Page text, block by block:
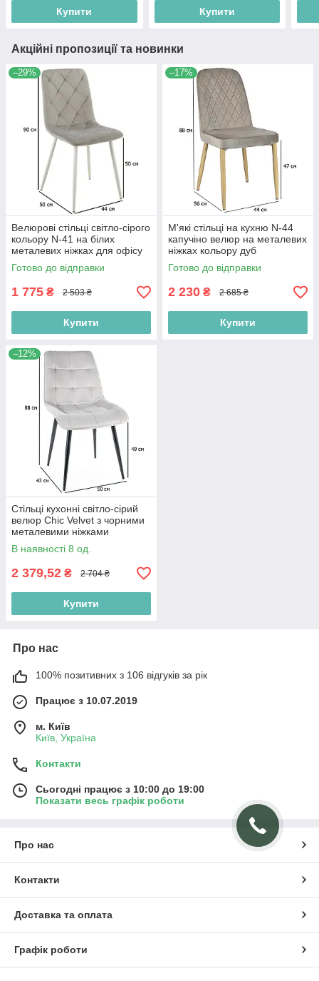
Купити Купити
Акційні пропозиції та новинки
–29%
Велюрові стільці світло-сірого
кольору N-41 на білих
металевих ніжках для офісу
Готово до відправки
1 775 ₴ 2 503 ₴
Купити
–17%
М'які стільці на кухню N-44
капучіно велюр на металевих
ніжках кольору дуб
Готово до відправки
2 230 ₴ 2 685 ₴
Купити
–12%
Стільці кухонні світло-сірий
велюр Chic Velvet з чорними
металевими ніжками
В наявності 8 од.
2 379,52 ₴ 2 704 ₴
Купити
Про нас
100% позитивних з 106 відгуків за рік
Працює з 10.07.2019
м. Київ
Київ, Україна
Контакти
Сьогодні працює з 10:00 до 19:00
Показати весь графік роботи
Про нас
Контакти
Доставка та оплата
Графік роботи